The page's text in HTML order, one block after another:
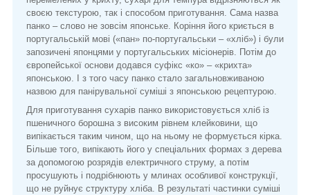
своєю текстурою, так і способом приготування. Сама назва
панко – слово не зовсім японське. Коріння його криється в
португальській мові («пан» по-португальськи – «хліб») і були
запозичені японцями у португальських місіонерів. Потім до
європейської основи додався суфікс «ко» – «крихта»
японською. І з того часу панко стало загальновживаною
назвою для панірувальної суміші з японською рецептурою.
Для приготування сухарів панко використовується хліб із
пшеничного борошна з високим рівнем клейковини, що
випікається таким чином, що на ньому не формується кірка.
Більше того, випікають його у спеціальних формах з дерева
за допомогою розрядів електричного струму, а потім
просушують і подрібнюють у млинах особливої конструкції,
що не руйнує структуру хліба. В результаті частинки суміші